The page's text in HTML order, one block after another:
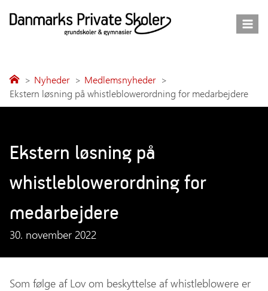
Nyheder
Medlemsnyheder
Ekstern løsning på whistleblowerordning for medarbejdere
Ekstern løsning på
whistleblowerordning for
medarbejdere
30. november 2022
Som følge af Lov om beskyttelse af whistleblowere er